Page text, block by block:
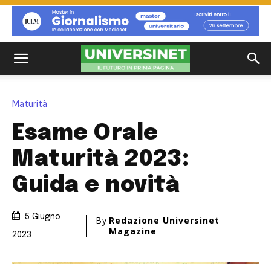
Maturità
Esame Orale
Maturità 2023:
Guida e novità
5 Giugno
2023
By Redazione Universinet
Magazine